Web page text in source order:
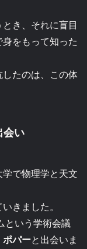
き、それに盲目
をもって知った
たのは、この体
会い
で物理学と天文
きました。
という学術会議
ポパーと出会いま